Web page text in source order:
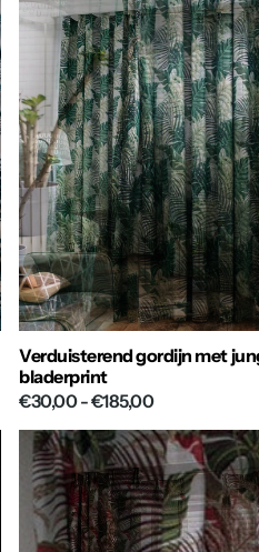
Verduisterend gordijn met
bladerprint
€30,00- €185,00